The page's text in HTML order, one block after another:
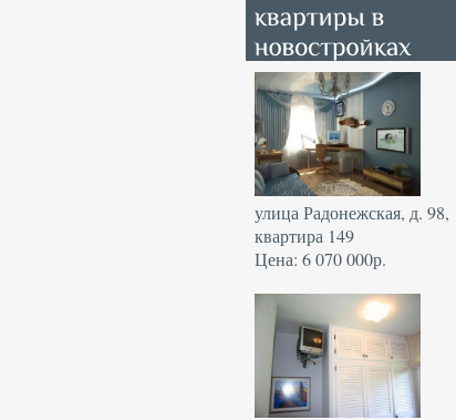
улица Радонежская, д. 98,
квартира 149
Цена: 6 070 000р.